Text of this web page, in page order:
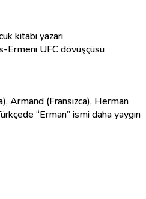
kitabı yazarı
Ermeni UFC dövüşçüsü
Armand (Fransızca), Herman
“Erman” ismi daha yaygın